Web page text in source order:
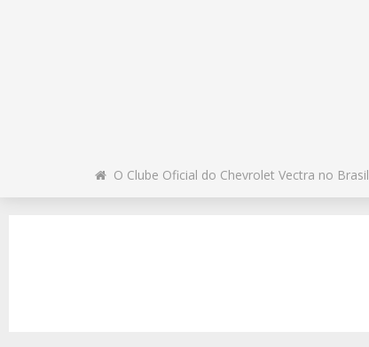
O Clube Oficial do Chevrolet Vectra no Brasil